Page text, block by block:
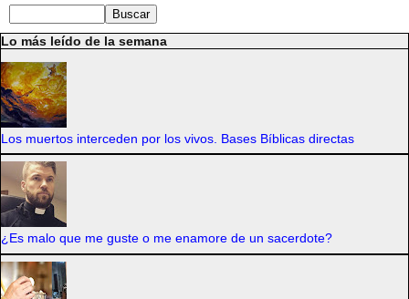
Lo más leído de la semana
Los muertos interceden por los vivos. Bases Bíblicas directas
¿Es malo que me guste o me enamore de un sacerdote?